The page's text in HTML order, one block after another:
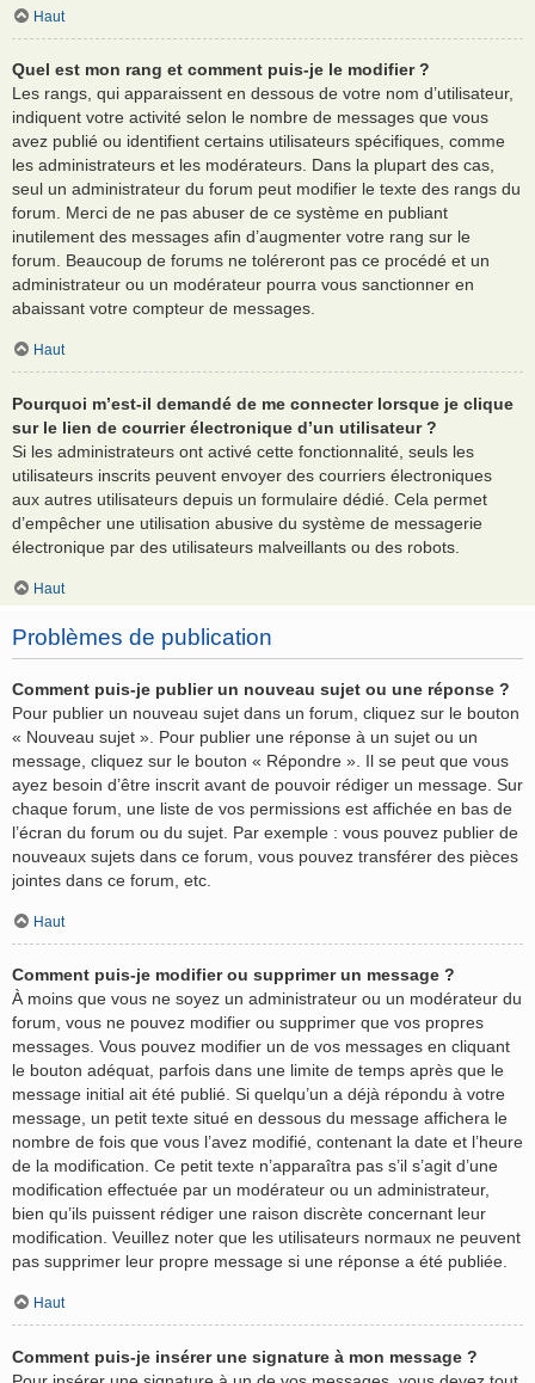
Haut
Quel est mon rang et comment puis-je le modifier ?
Les rangs, qui apparaissent en dessous de votre nom d’utilisateur,
indiquent votre activité selon le nombre de messages que vous
avez publié ou identifient certains utilisateurs spécifiques, comme
les administrateurs et les modérateurs. Dans la plupart des cas,
seul un administrateur du forum peut modifier le texte des rangs du
forum. Merci de ne pas abuser de ce système en publiant
inutilement des messages afin d’augmenter votre rang sur le
forum. Beaucoup de forums ne toléreront pas ce procédé et un
administrateur ou un modérateur pourra vous sanctionner en
abaissant votre compteur de messages.
Haut
Pourquoi m’est-il demandé de me connecter lorsque je clique
sur le lien de courrier électronique d’un utilisateur ?
Si les administrateurs ont activé cette fonctionnalité, seuls les
utilisateurs inscrits peuvent envoyer des courriers électroniques
aux autres utilisateurs depuis un formulaire dédié. Cela permet
d’empêcher une utilisation abusive du système de messagerie
électronique par des utilisateurs malveillants ou des robots.
Haut
Problèmes de publication
Comment puis-je publier un nouveau sujet ou une réponse ?
Pour publier un nouveau sujet dans un forum, cliquez sur le bouton
« Nouveau sujet ». Pour publier une réponse à un sujet ou un
message, cliquez sur le bouton « Répondre ». Il se peut que vous
ayez besoin d’être inscrit avant de pouvoir rédiger un message. Sur
chaque forum, une liste de vos permissions est affichée en bas de
l’écran du forum ou du sujet. Par exemple : vous pouvez publier de
nouveaux sujets dans ce forum, vous pouvez transférer des pièces
jointes dans ce forum, etc.
Haut
Comment puis-je modifier ou supprimer un message ?
À moins que vous ne soyez un administrateur ou un modérateur du
forum, vous ne pouvez modifier ou supprimer que vos propres
messages. Vous pouvez modifier un de vos messages en cliquant
le bouton adéquat, parfois dans une limite de temps après que le
message initial ait été publié. Si quelqu’un a déjà répondu à votre
message, un petit texte situé en dessous du message affichera le
nombre de fois que vous l’avez modifié, contenant la date et l’heure
de la modification. Ce petit texte n’apparaîtra pas s’il s’agit d’une
modification effectuée par un modérateur ou un administrateur,
bien qu’ils puissent rédiger une raison discrète concernant leur
modification. Veuillez noter que les utilisateurs normaux ne peuvent
pas supprimer leur propre message si une réponse a été publiée.
Haut
Comment puis-je insérer une signature à mon message ?